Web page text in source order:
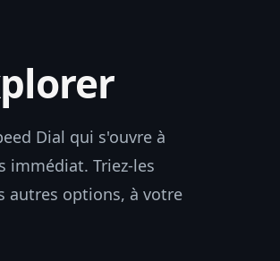
Dial qui s'ouvre à
immédiat. Triez-les
autres options, à votre